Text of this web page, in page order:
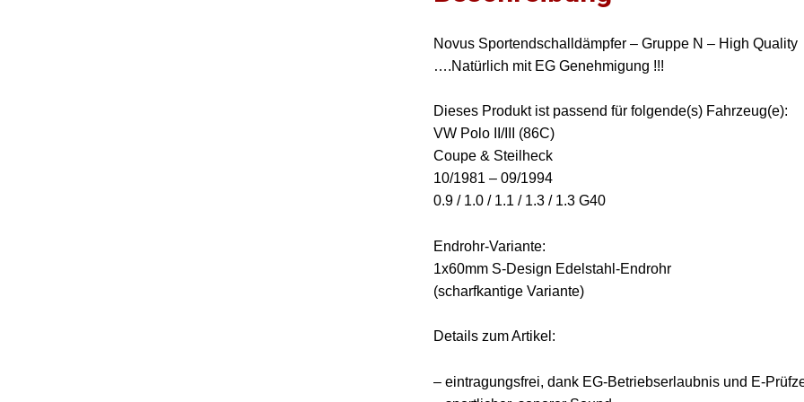
Novus Sportendschalldämpfer – Gruppe N – High Quality
….Natürlich mit EG Genehmigung !!!
Dieses Produkt ist passend für folgende(s) Fahrzeug(e):
VW Polo II/III (86C)
Coupe & Steilheck
10/1981 – 09/1994
0.9 / 1.0 / 1.1 / 1.3 / 1.3 G40
Endrohr-Variante:
1x60mm S-Design Edelstahl-Endrohr
(scharfkantige Variante)
Details zum Artikel:
– eintragungsfrei, dank EG-Betriebserlaubnis und E-